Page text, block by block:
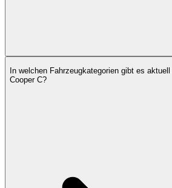
In welchen Fahrzeugkategorien gibt es aktuell
Cooper C?